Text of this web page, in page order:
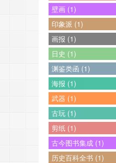
壁画 (1)
印象派 (1)
画报 (1)
日史 (1)
渊鉴类函 (1)
海报 (1)
武器 (1)
古玩 (1)
剪纸 (1)
古今图书集成 (1)
历史百科全书 (1)